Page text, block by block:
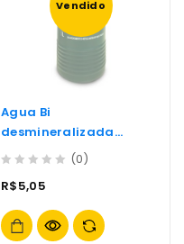
Vendido
Agua Bi
desmineralizada
Bateria/radiador 1l-
out
5
(0)
R$5,05